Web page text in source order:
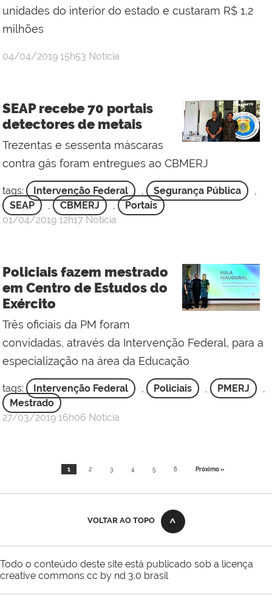
unidades do interior do estado e custaram R$ 1,2
milhões
por
publicado
04/04/2019 15h53 Notícia
SEAP recebe 70 portais
detectores de metais
Trezentas e sessenta máscaras
contra gás foram entregues ao CBMERJ
tags: Intervenção Federal , Segurança Pública
,
SEAP
, CBMERJ ,
Portais
por
Federal
publicado
01/04/2019 12h17 Notícia
Policiais fazem mestrado
em Centro de Estudos do
Exército
Três oficiais da PM foram
convidadas, através da Intervenção Federal, para a
especialização na área da Educação
tags: Intervenção Federal Policiais PMERJ
Mestrado
por
publicado
27/03/2019 16h06 Notícia
1 2 3 4 5 6 Próximo »
VOLTAR AO TOPO
Todo o conteúdo deste site está publicado sob a licença
creative commons cc by nd 3.0 brasil